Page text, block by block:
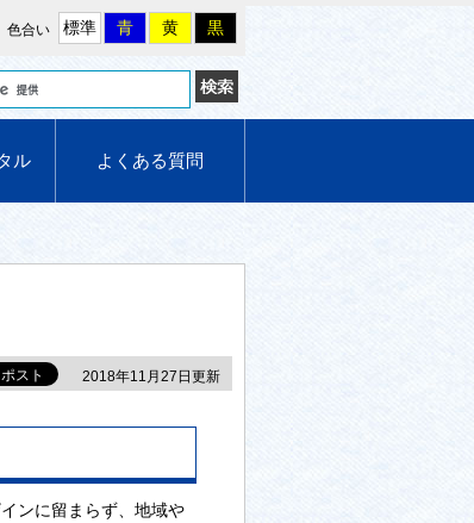
ル よくある質問
色合い 標準 青 黄 黒
2018年11月27日更新
ンに留まらず、地域や